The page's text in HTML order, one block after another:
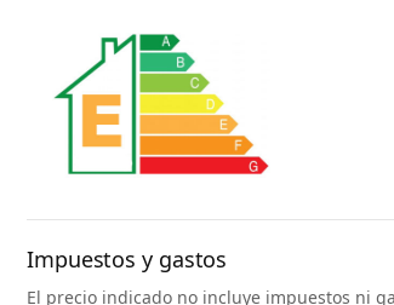
Impuestos y gastos
El precio indicado no incluye impuestos ni